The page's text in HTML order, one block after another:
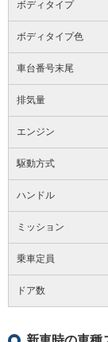
ボディタイプ
ボディタイプ色
車台番号末尾
排気量
エンジン
駆動方式
ハンドル
ミッション
乗車定員
ドア数